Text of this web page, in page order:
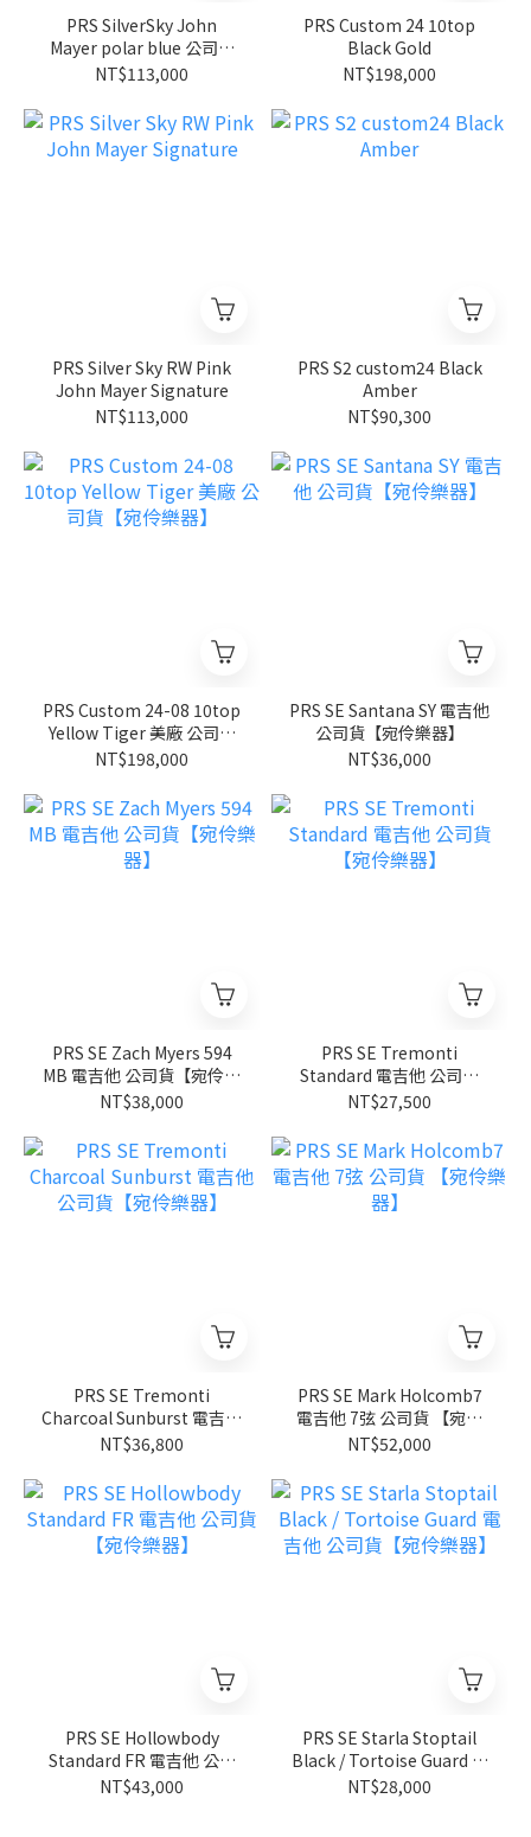
PRS SilverSky John
Mayer polar blue 公司貨
【宛伶樂器】
NT$113,000
PRS Custom 24 10top
Black Gold
NT$198,000
PRS Silver Sky RW Pink
John Mayer Signature
NT$113,000
PRS S2 custom24 Black
Amber
NT$90,300
PRS Custom 24-08 10top
Yellow Tiger 美廠 公司貨
【宛伶樂器】
NT$198,000
PRS SE Santana SY 電吉他
公司貨【宛伶樂器】
NT$36,000
PRS SE Zach Myers 594
MB 電吉他 公司貨【宛伶樂
器】
NT$38,000
PRS SE Tremonti
Standard 電吉他 公司貨
【宛伶樂器】
NT$27,500
PRS SE Tremonti
Charcoal Sunburst 電吉他
公司貨【宛伶樂器】
NT$36,800
PRS SE Mark Holcomb7
電吉他 7弦 公司貨 【宛伶
樂器】
NT$52,000
PRS SE Hollowbody
Standard FR 電吉他 公司
貨【宛伶樂器】
NT$43,000
PRS SE Starla Stoptail
Black / Tortoise Guard 電
吉他 公司貨【宛伶樂器】
NT$28,000